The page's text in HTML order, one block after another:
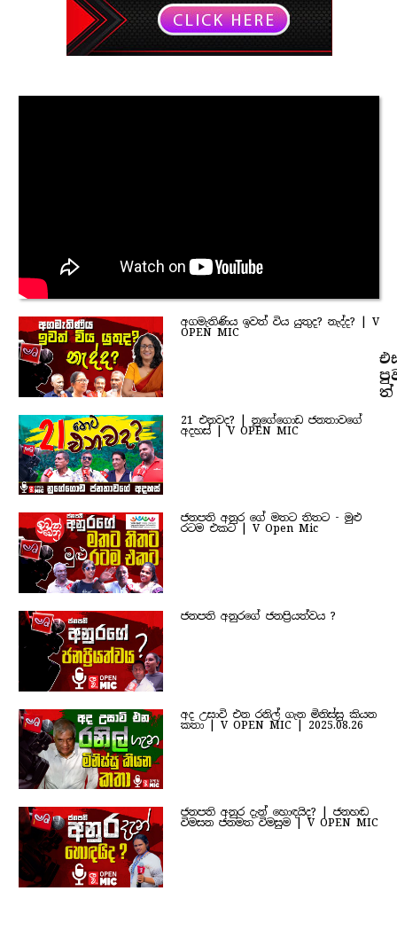
අගමැතිණිය ඉවත් විය යුතුද? නැද්ද? | V
OPEN MIC
21 එනවද? | නුගේගොඩ ජනතාවගේ
අදහස් | V OPEN MIC
ජනපති අනුර ගේ මතට තිතට - මුළු
රටම එකට | V Open Mic
ජනපති අනුරගේ ජනප්‍රියත්වය ?
අද උසාවි එන රනිල් ගැන මිනිස්සු කියන
කතා | V OPEN MIC | 2025.08.26
ජනපති අනුර දැන් හොඳයිද? | ජනහඬ
විමසන ජනමත විමසුම | V OPEN MIC
ත්